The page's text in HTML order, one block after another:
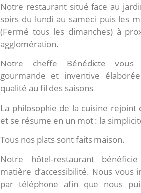
Notre restaurant situé face au
soirs du lundi au samedi puis les
(Fermé tous les dimanches) à
agglomération.
Notre cheffe Bénédicte vous
gourmande et inventive
qualité au fil des saisons.
La philosophie de la cuisine rejoint
et se résume en un mot : la
Tous nos plats sont faits maison.
Notre hôtel-restaurant
matière d’accessibilité. Nous vous
par téléphone afin que nous